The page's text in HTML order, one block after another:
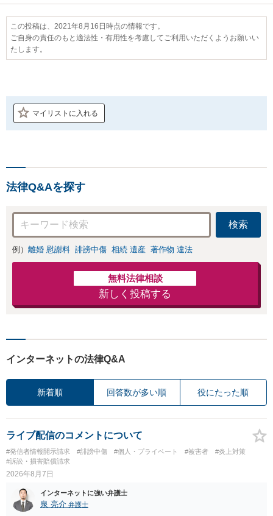
この投稿は、2021年8月16日時点の情報です。
ご自身の責任のもと適法性・有用性を考慮してご利用いただくようお願いい
たします。
マイリストに入れる
法律Q&Aを探す
検索
例） 離婚 慰謝料 誹謗中傷 相続 遺産 著作物 違法
無料法律相談
新しく投稿する
インターネットの法律Q&A
新着順 回答数が多い順 役にたった順
ライブ配信のコメントについて
#発信者情報開示請求 #誹謗中傷 #個人・プライベート #被害者
#炎上対策
#訴訟・損害賠償請求
2026年8月7日
インターネットに強い弁護士
泉 亮介 弁護士